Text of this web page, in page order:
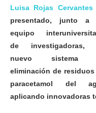
Luisa Rojas Cervantes
presentado, junto a
equipo
de investigadoras,
nuevo sistema
eliminación de residuos
paracetamol del
aplicando innovadoras